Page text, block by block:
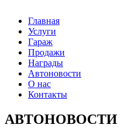
Главная
Услуги
Гараж
Продажи
Награды
Автоновости
О нас
Контакты
АВТОНОВОСТИ